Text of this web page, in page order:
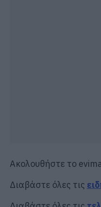
Ακολουθήστε το
Διαβάστε όλες τις